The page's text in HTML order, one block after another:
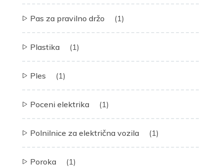
Pas za pravilno držo (1)
Plastika (1)
Ples (1)
Poceni elektrika (1)
Polnilnice za električna vozila (1)
Poroka (1)